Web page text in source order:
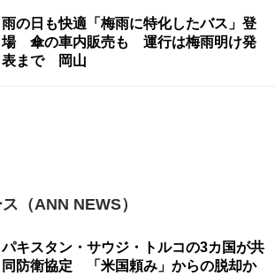
雨の日も快適「梅雨に特化したバス」登
場 傘の車内販売も 運行は梅雨明け発
表まで 岡山
（ANN NEWS）
パキスタン・サウジ・トルコの3カ国が共
同防衛協定 「米国頼み」からの脱却か